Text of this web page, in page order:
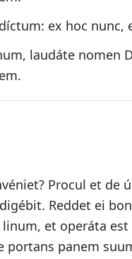
ex hoc nunc,
laudáte
Procul et de
Reddet ei
et operáta
portans panem